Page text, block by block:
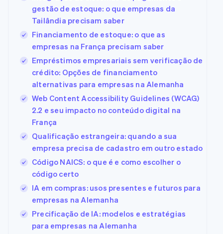
flexíveis de IU
Formas de
pagamento
de 125
Terminal
Pagamentos
presenciais
Authorization
Boost
Otimizações
de aceitação
Link
Checkout
acelerado
Financial
Connections
Dados de
contas
vinculadas
Recognition
Automação
contábil
Stripe Sigma
Relatórios
personalizados
Data Pipeline
Sincronização
de dados
Mais
Product roadmap
Veja o que está chegando
Marketplaces
Gestão dos valores
Plataformas
SaaS
Por setor
Empresas de IA
Economia de
criadores
viagens e lazer
Seguros
Mídia e
entretenimento
Organizações sem
fins lucrativos
Serviços
profissionais
Setor público
Gerenciar assinaturas
Ofereça cobrança por
uso
Emita cartões
respaldados por
stablecoins
Provisione e gerencie
serviços com agentes
Integrações de
aplicativos
Exemplos de códigos
Blog de
desenvolvedores
Status da API
Plano de ação do
produto
Conferência anual das
sessões
Carreiras
Sala de imprensa
Stripe Press
Contato
Fale com a equipe de
Seja um parceiro
gestão de estoque: o que empresas da
Tailândia precisam saber
Financiamento de estoque: o que as
empresas na França precisam saber
Empréstimos empresariais sem verificação de
crédito: Opções de financiamento
alternativas para empresas na Alemanha
Web Content Accessibility Guidelines (WCAG)
2.2 e seu impacto no conteúdo digital na
França
Qualificação estrangeira: quando a sua
empresa precisa de cadastro em outro estado
Código NAICS: o que é e como escolher o
código certo
IA em compras: usos presentes e futuros para
empresas na Alemanha
Precificação de IA: modelos e estratégias
para empresas na Alemanha